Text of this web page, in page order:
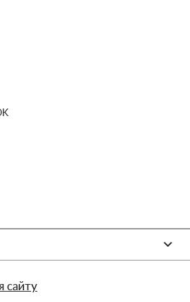
сайту